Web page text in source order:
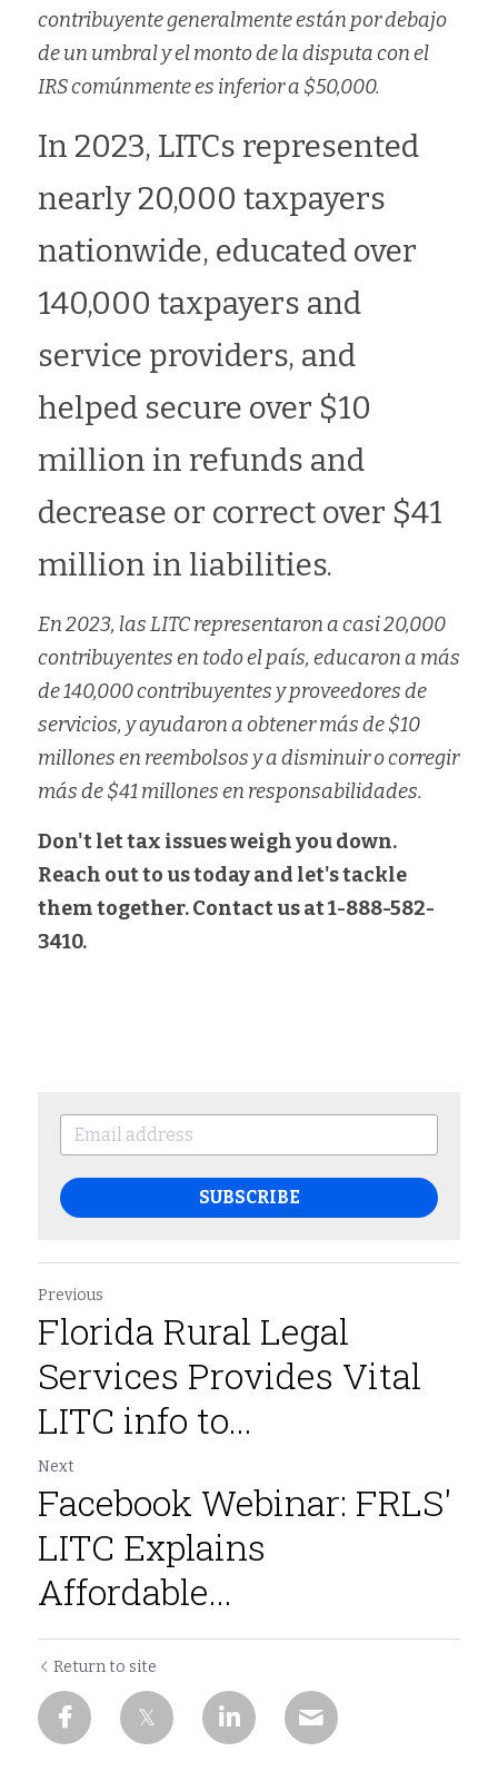
contribuyente generalmente están por debajo
de un umbral y el monto de la disputa con el
IRS comúnmente es inferior a $50,000.
In 2023, LITCs represented
nearly 20,000 taxpayers
nationwide, educated over
140,000 taxpayers and
service providers, and
helped secure over $10
million in refunds and
decrease or correct over $41
million in liabilities.
En 2023, las LITC representaron a casi 20,000
contribuyentes en todo el país, educaron a más
de 140,000 contribuyentes y proveedores de
servicios, y ayudaron a obtener más de $10
millones en reembolsos y a disminuir o corregir
más de $41 millones en responsabilidades.
Don't let tax issues weigh you down.
Reach out to us today and let's tackle
them together. Contact us at 1-888-582-
3410.
SUBSCRIBE
Previous
Florida Rural Legal
Services Provides Vital
LITC info to...
Next
Facebook Webinar: FRLS'
LITC Explains
Affordable...
Return to site